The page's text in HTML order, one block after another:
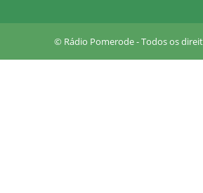
a
© Rádio Pomerode - Todos os